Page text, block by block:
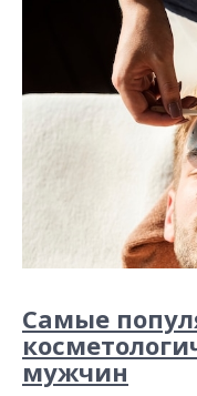
Самые
мужчин